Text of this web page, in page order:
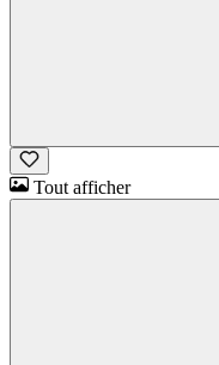
Tout afficher